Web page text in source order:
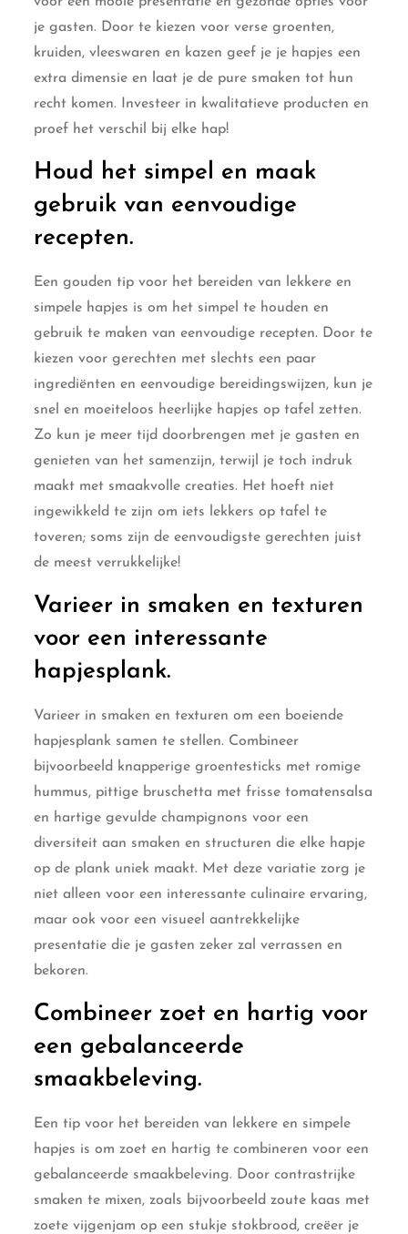
je gasten. Door te kiezen voor verse groenten,
kruiden, vleeswaren en kazen geef je je hapjes een
extra dimensie en laat je de pure smaken tot hun
recht komen. Investeer in kwalitatieve producten en
proef het verschil bij elke hap!
Houd het simpel en maak
gebruik van eenvoudige
recepten.
Een gouden tip voor het bereiden van lekkere en
simpele hapjes is om het simpel te houden en
gebruik te maken van eenvoudige recepten. Door te
kiezen voor gerechten met slechts een paar
ingrediënten en eenvoudige bereidingswijzen, kun je
snel en moeiteloos heerlijke hapjes op tafel zetten.
Zo kun je meer tijd doorbrengen met je gasten en
genieten van het samenzijn, terwijl je toch indruk
maakt met smaakvolle creaties. Het hoeft niet
ingewikkeld te zijn om iets lekkers op tafel te
toveren; soms zijn de eenvoudigste gerechten juist
de meest verrukkelijke!
Varieer in smaken en texturen
voor een interessante
hapjesplank.
Varieer in smaken en texturen om een boeiende
hapjesplank samen te stellen. Combineer
bijvoorbeeld knapperige groentesticks met romige
hummus, pittige bruschetta met frisse tomatensalsa
en hartige gevulde champignons voor een
diversiteit aan smaken en structuren die elke hapje
op de plank uniek maakt. Met deze variatie zorg je
niet alleen voor een interessante culinaire ervaring,
maar ook voor een visueel aantrekkelijke
presentatie die je gasten zeker zal verrassen en
bekoren.
Combineer zoet en hartig voor
een gebalanceerde
smaakbeleving.
Een tip voor het bereiden van lekkere en simpele
hapjes is om zoet en hartig te combineren voor een
gebalanceerde smaakbeleving. Door contrastrijke
smaken te mixen, zoals bijvoorbeeld zoute kaas met
zoete vijgenjam op een stukje stokbrood, creëer je